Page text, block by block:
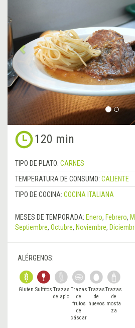
120 min
TIPO DE PLATO: CARNES
TEMPERATURA DE CONSUMO: CALIENTE
TIPO DE COCINA: COCINA ITALIANA
MESES DE TEMPORADA: Enero, Febrero,
Septiembre, Octubre, Noviembre,
ALÉRGENOS:
Gluten Sulfitos Trazas
de apio
Trazas
de
frutos
de
cáscar
Trazas
de
huevos
Trazas
de
mosta
za